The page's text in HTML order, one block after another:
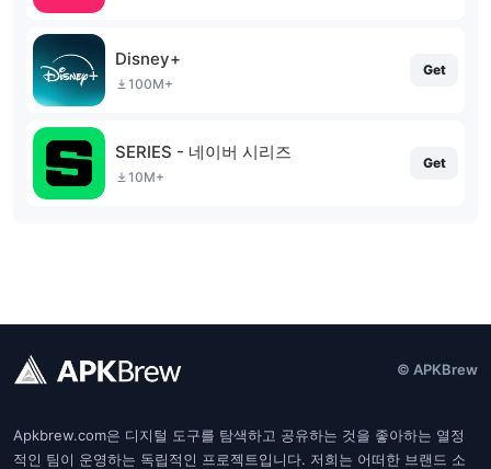
Disney+
100M+
Get
SERIES - 네이버 시리즈
10M+
Get
© APKBrew
Apkbrew.com은 디지털 도구를 탐색하고 공유하는 것을 좋아하는 열정
적인 팀이 운영하는 독립적인 프로젝트입니다. 저희는 어떠한 브랜드 소